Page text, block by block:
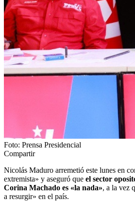
Foto: Prensa Presidencial
Compartir
Nicolás Maduro arremetió este lunes en
extremista» y aseguró que el sector
Corina Machado es «la nada», a la vez
a resurgir» en el país.